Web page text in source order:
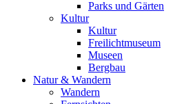
Parks und Gärten
Kultur
Kultur
Freilichtmuseum
Museen
Bergbau
Natur & Wandern
Wandern